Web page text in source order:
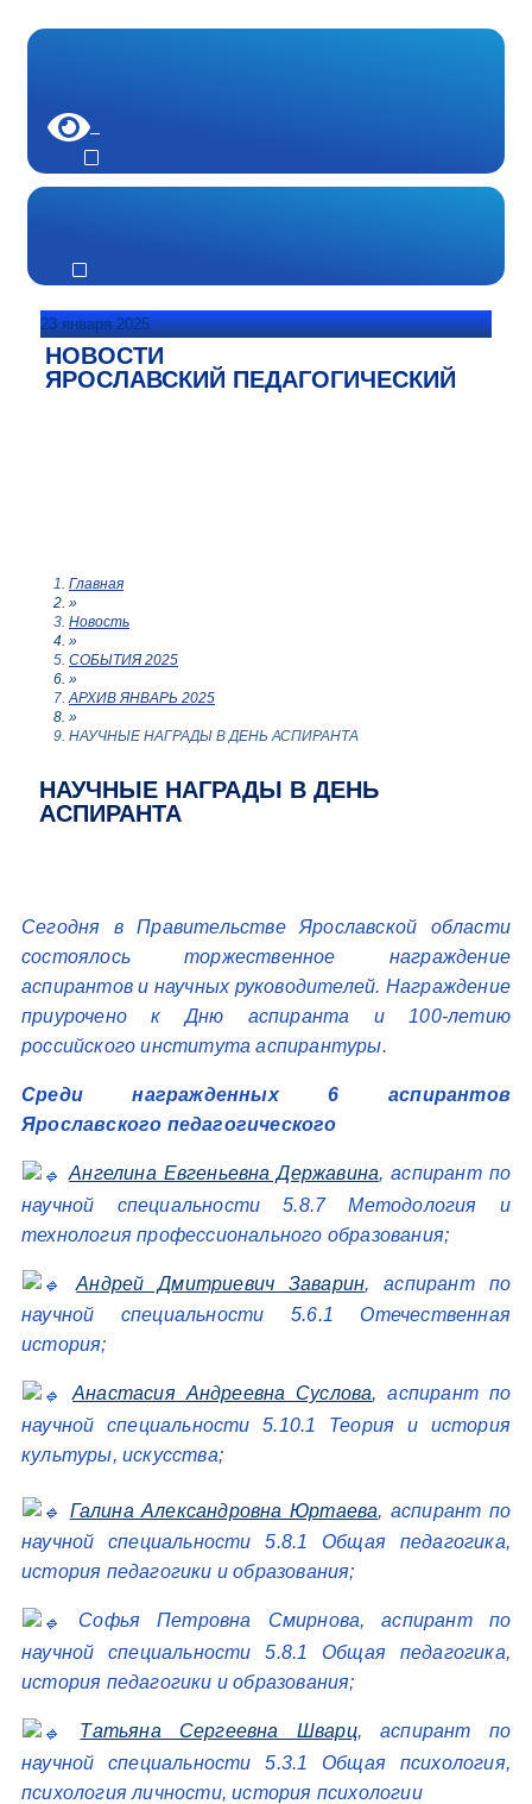
23 января 2025
НОВОСТИ
ЯРОСЛАВСКИЙ ПЕДАГОГИЧЕСКИЙ
Главная
»
Новость
»
СОБЫТИЯ 2025
»
АРХИВ ЯНВАРЬ 2025
»
НАУЧНЫЕ НАГРАДЫ В ДЕНЬ АСПИРАНТА
НАУЧНЫЕ НАГРАДЫ В ДЕНЬ
АСПИРАНТА
Сегодня в Правительстве Ярославской области
состоялось торжественное награждение
аспирантов и научных руководителей. Награждение
приурочено к Дню аспиранта и 100-летию
российского института аспирантуры.
Среди награжденных 6 аспирантов
Ярославского педагогического
Ангелина Евгеньевна Державина, аспирант по
научной специальности 5.8.7 Методология и
технология профессионального образования;
Андрей Дмитриевич Заварин, аспирант по
научной специальности 5.6.1 Отечественная
история;
Анастасия Андреевна Суслова, аспирант по
научной специальности 5.10.1 Теория и история
культуры, искусства;
Галина Александровна Юртаева, аспирант по
научной специальности 5.8.1 Общая педагогика,
история педагогики и образования;
Софья Петровна Смирнова, аспирант по
научной специальности 5.8.1 Общая педагогика,
история педагогики и образования;
Татьяна Сергеевна Шварц, аспирант по
научной специальности 5.3.1 Общая психология,
психология личности, история психологии